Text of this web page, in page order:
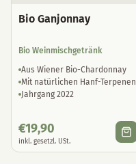
Bio Ganjonnay
Bio Weinmischgetränk
Aus Wiener Bio-Chardonnay
Mit natürlichen Hanf-Terpenen
Jahrgang 2022
€19,90
inkl. gesetzl. USt.